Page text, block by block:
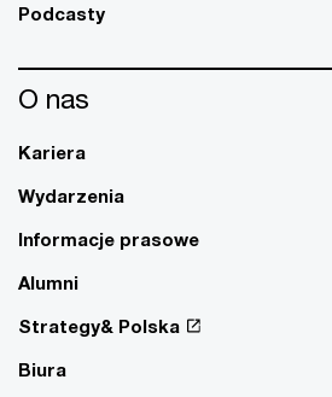
Podcasty
O nas
Kariera
Wydarzenia
Informacje prasowe
Alumni
Strategy& Polska
Biura